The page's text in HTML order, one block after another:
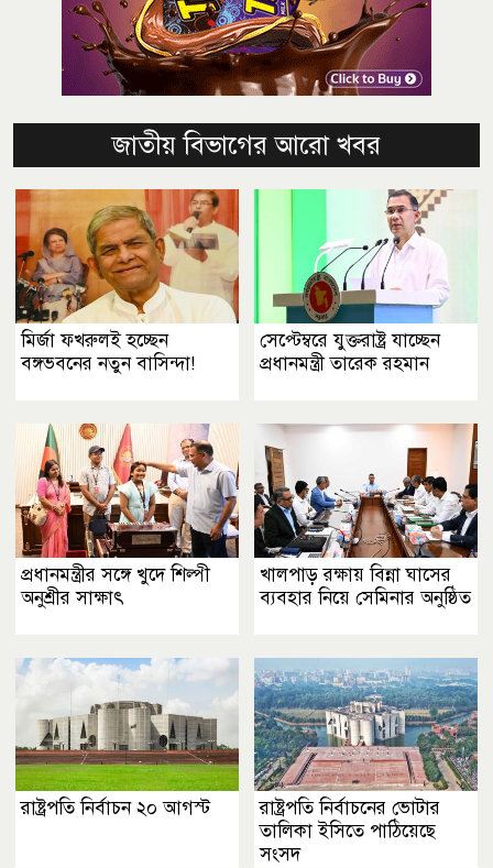
জাতীয় বিভাগের আরো খবর
মির্জা ফখরুলই হচ্ছেন
বঙ্গভবনের নতুন বাসিন্দা!
সেপ্টেম্বরে যুক্তরাষ্ট্র যাচ্ছেন
প্রধানমন্ত্রী তারেক রহমান
প্রধানমন্ত্রীর সঙ্গে খুদে শিল্পী
অনুশ্রীর সাক্ষাৎ
খালপাড় রক্ষায় বিন্না ঘাসের
ব্যবহার নিয়ে সেমিনার অনুষ্ঠিত
রাষ্ট্রপতি নির্বাচন ২০ আগস্ট
রাষ্ট্রপতি নির্বাচনের ভোটার
তালিকা ইসিতে পাঠিয়েছে
সংসদ